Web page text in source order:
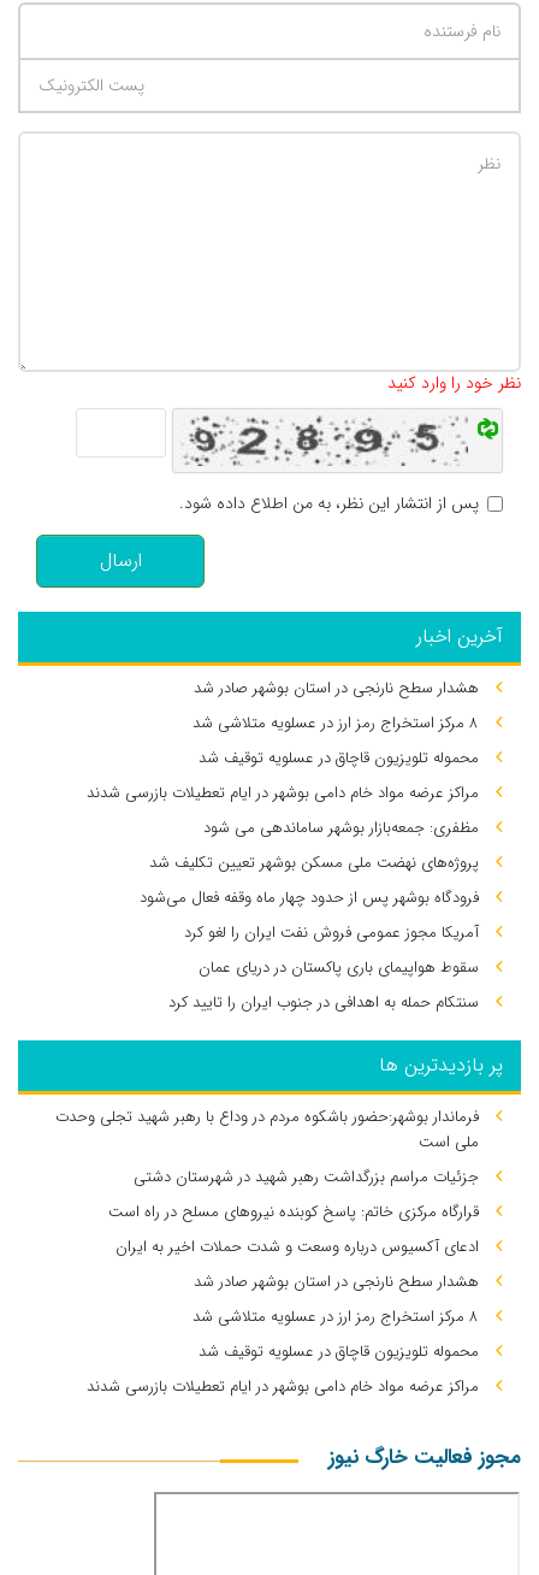
نظر خود را وارد کنید
پس از انتشار این نظر، به من اطلاع داده شود.
ارسال
آخرین اخبار
هشدار سطح نارنجی در استان بوشهر صادر شد
۸ مرکز استخراج رمز ارز در عسلویه متلاشی شد
محموله تلویزیون قاچاق در عسلویه توقیف شد
مراکز عرضه مواد خام دامی بوشهر در ایام تعطیلات بازرسی شدند
مظفری: جمعه‌بازار بوشهر ساماندهی می‌ شود
پروژه‌های نهضت ملی مسکن بوشهر تعیین تکلیف شد
فرودگاه بوشهر پس از حدود چهار ماه وقفه فعال می‌شود
آمریکا مجوز عمومی فروش نفت ایران را لغو کرد
سقوط هواپیمای باری پاکستان در دریای عمان
سنتکام حمله به اهدافی در جنوب ایران را تایید کرد
پر بازدیدترین ها
فرماندار بوشهر:حضور باشکوه مردم در وداع با رهبر شهید تجلی وحدت
ملی است
جزئیات مراسم بزرگداشت رهبر شهید در شهرستان دشتی
قرارگاه مرکزی خاتم: پاسخ کوبنده نیروهای مسلح در راه است
ادعای آکسیوس درباره وسعت و شدت حملات اخیر به ایران
هشدار سطح نارنجی در استان بوشهر صادر شد
۸ مرکز استخراج رمز ارز در عسلویه متلاشی شد
محموله تلویزیون قاچاق در عسلویه توقیف شد
مراکز عرضه مواد خام دامی بوشهر در ایام تعطیلات بازرسی شدند
مجوز فعالیت خارگ نیوز